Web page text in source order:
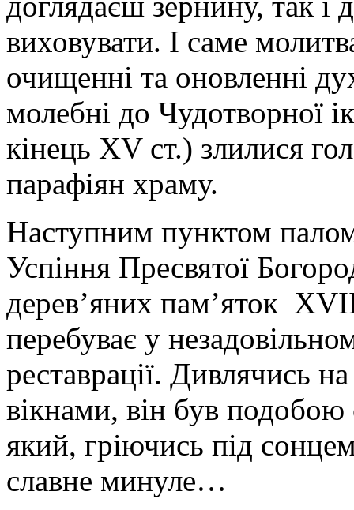
виховувати. І саме
очищенні та оновленні
молебні до Чудотворної
кінець XV ст.) злилися
парафіян храму.
Наступним пунктом
Успіння Пресвятої
дерев’яних пам’яток
перебуває у
реставрації. Дивлячись
вікнами, він був подобою
який, гріючись під
славне минуле…